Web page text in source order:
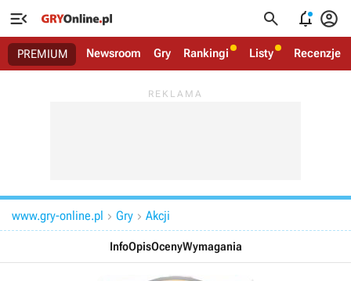
   
PREMIUM Newsroom Gry Rankingi Listy Recenzje
www.gry-online.pl  Gry  Akcji
InfoOpisOcenyWymagania